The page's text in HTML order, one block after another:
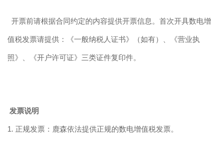
开票前请根据合同约定的内容提供开票信息。首次开具数电增
值税发票请提供：《一般纳税人证书》（如有）、《营业执
照》、《开户许可证》三类证件复印件。
发票说明
1. 正规发票：鹿森依法提供正规的数电增值税发票。